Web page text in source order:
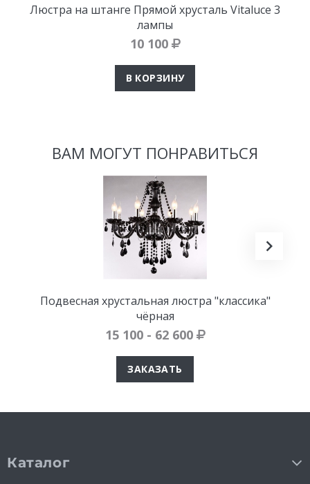
Люстра на штанге Прямой хрусталь Vitaluce 3
лампы
10 100
В КОРЗИНУ
ВАМ МОГУТ ПОНРАВИТЬСЯ
Подвесная хрустальная люстра "классика"
чёрная
15 100 - 62 600
ЗАКАЗАТЬ
Каталог